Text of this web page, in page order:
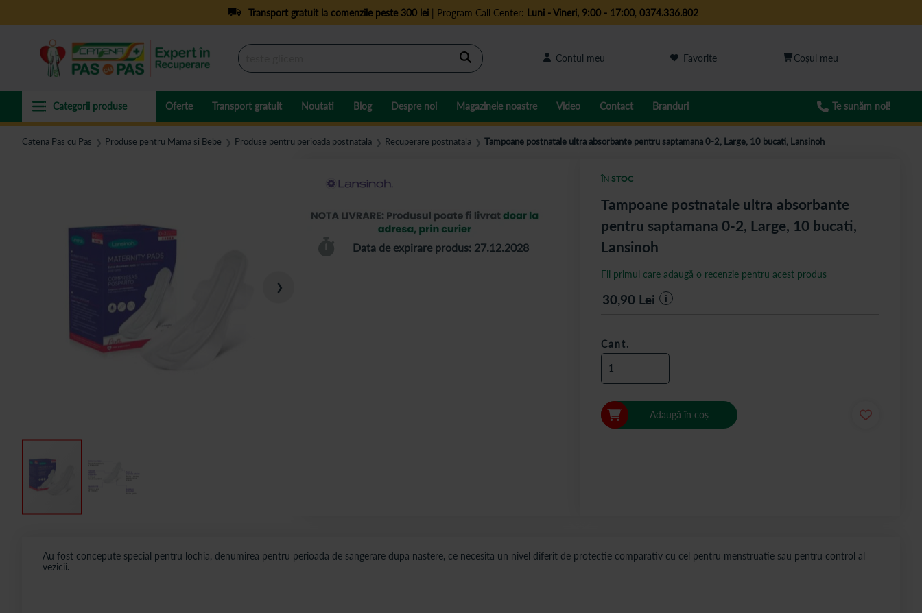
Transport gratuit la comenzile peste 300 lei| Program Call Center: Luni - Vineri, 9:00 - 17:00, 0374.336.802
Cautare Contul meu Favorite
Oferte Transport gratuit Noutati Blog Despre noi Magazinele noastre Video Contact Branduri Te sunăm noi!
Catena Pas cu Pas ❯ Produse pentru Mama si Bebe ❯ Produse pentru perioada postnatala ❯ Recuperare postnatala ❯ Tampoane postnatale ultra absorbante pentru saptamana 0-2, Large, 10 bucati, Lansinoh
Data de expirare produs: 27.12.2028
Au fost concepute special pentru lochia, denumirea pentru perioada de sangerare dupa nastere, ce necesita un nivel diferit de protectie comparativ cu cel pentru menstruatie sau pentru control al
vezicii.
Tampoane postnatale ultra absorbante
pentru saptamana 0-2, Large, 10 bucati,
Lansinoh
ÎN STOC
Fii primul care adaugă o recenzie pentru acest produs
30,90Lei i
Cant.
Adaugă în coș